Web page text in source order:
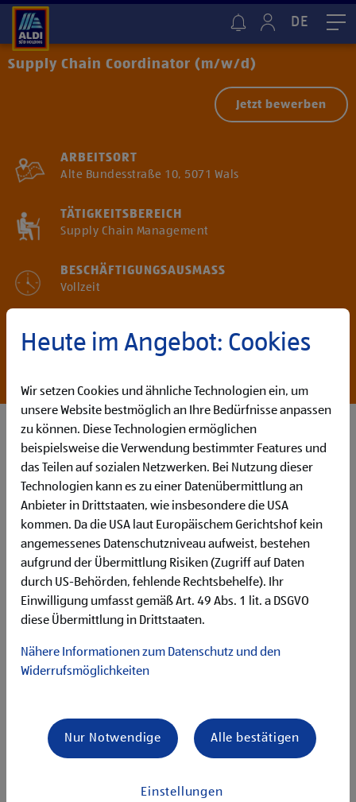
DE
Supply Chain Coordinator (m/w/d)
Jetzt bewerben
ARBEITSORT
Alte Bundesstraße 10, 5071 Wals
TÄTIGKEITSBEREICH
Supply Chain Management
BESCHÄFTIGUNGSAUSMASS
Vollzeit
Attraktives Bruttojahresgehalt ab € 43.000*
How You’ll Make Your Mark
Deine Hauptaufgaben in dieser Position sind:
Duprüfstundvalidierst Logistikdaten
Optimierungspotenzialein derSupply Chainzu
erkennen und umzusetzen
unterstützt sie mit deinem Logistikwissen entlang des
Einkaufsprozesses
Zu deinem Tagesgeschäft gehört dieKommunikation mit
fehlerhafte Logistikinformationen zu klären
Heute im Angebot: Cookies
Wir setzen Cookies und ähnliche Technologien ein, um
unsere Website bestmöglich an Ihre Bedürfnisse anpassen
zu können. Diese Technologien ermöglichen
beispielsweise die Verwendung bestimmter Features und
das Teilen auf sozialen Netzwerken. Bei Nutzung dieser
Technologien kann es zu einer Datenübermittlung an
Anbieter in Drittstaaten, wie insbesondere die USA
kommen. Da die USA laut Europäischem Gerichtshof kein
angemessenes Datenschutzniveau aufweist, bestehen
aufgrund der Übermittlung Risiken (Zugriff auf Daten
durch US-Behörden, fehlende Rechtsbehelfe). Ihr
Einwilligung umfasst gemäß Art. 49 Abs. 1 lit. a DSGVO
diese Übermittlung in Drittstaaten.
Nähere Informationen zum Datenschutz und den
Widerrufsmöglichkeiten
Einstellungen
Nur Notwendige Alle bestätigen